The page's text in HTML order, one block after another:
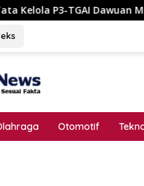
Mojodungkol?
Otomotif